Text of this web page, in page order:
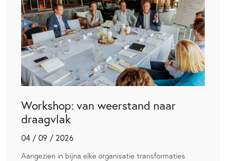
Workshop: van weerstand naar
draagvlak
04 / 09 / 2026
Aangezien in bijna elke organisatie transformaties